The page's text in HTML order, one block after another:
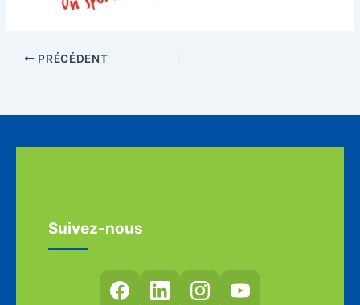
PRÉCÉDENT
Suivez-nous